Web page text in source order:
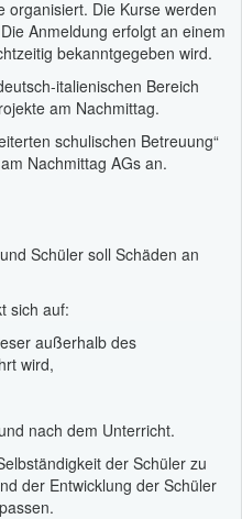
organisiert. Die Kurse werden
Anmeldung erfolgt an einem
bekanntgegeben wird.
italienischen Bereich
am Nachmittag.
schulischen Betreuung“
Nachmittag AGs an.
Schüler soll Schäden an
sich auf:
außerhalb des
wird,
nach dem Unterricht.
der Schüler zu
der Entwicklung der Schüler